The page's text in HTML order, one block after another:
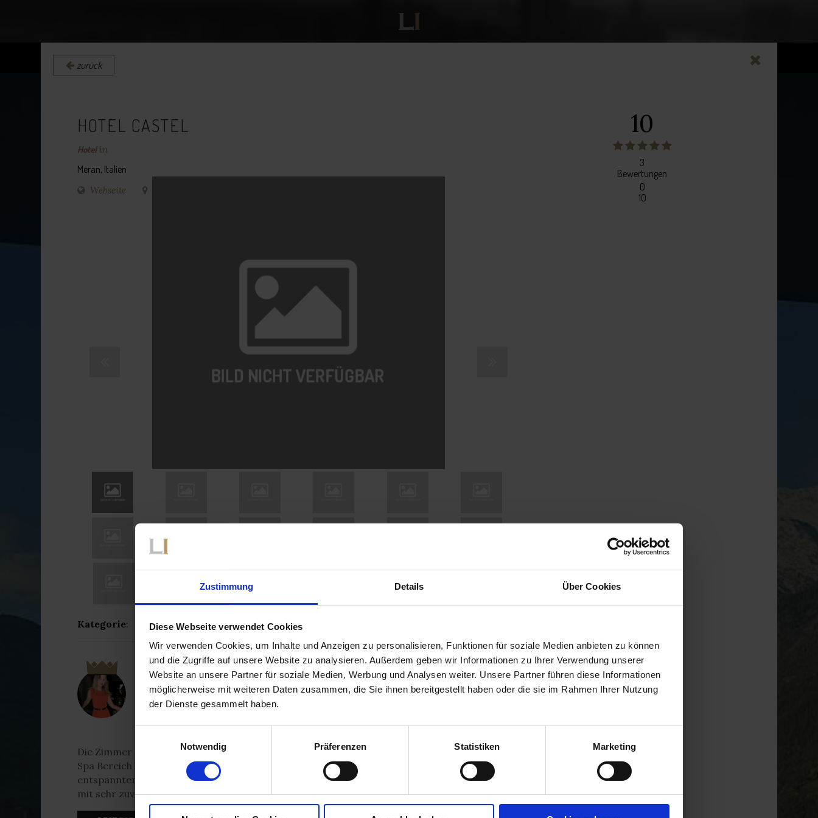
Zustimmung Details Über Cookies
Diese Webseite verwendet Cookies
Wir verwenden Cookies, um Inhalte und Anzeigen zu personalisieren, Funktionen für soziale Medien anbieten zu können
und die Zugriffe auf unsere Website zu analysieren. Außerdem geben wir Informationen zu Ihrer Verwendung unserer
Website an unsere Partner für soziale Medien, Werbung und Analysen weiter. Unsere Partner führen diese Informationen
möglicherweise mit weiteren Daten zusammen, die Sie ihnen bereitgestellt haben oder die sie im Rahmen Ihrer Nutzung
der Dienste gesammelt haben.
Notwendig
Präferenzen Statistiken Marketing
zurück
HOTEL CASTEL
Hotelin
Meran, Italien
Webseite
Kategorie:
- TIPPGEBER 11/2023
"Wunderschönes Wellness Hotel in Meran"
10
Die Zimmer sind groß und modern, das Essen wird von einem Sternekoch zubereitet und der
Spa Bereich lässt keine Wünsche offen. Der Bergblick ist traumhaft und lädt zu einem
entspannten Tag in der Panoramasauna oder der Terasse ein. Insgesamt ein tolles Erlebnis
mit sehr zuvorkommendem Personal und einer absoluten Wohlfühlatmosphäre!
10
3
Bewertungen
0
10